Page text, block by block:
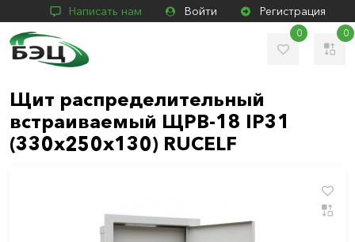
Написать нам Войти Регистрация
0 0
Щит распределительный
встраиваемый ЩРВ-18 IP31
(330х250х130) RUCELF